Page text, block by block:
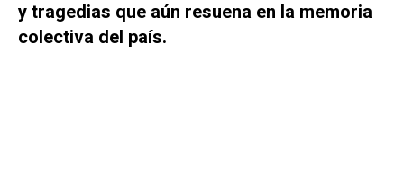
y tragedias que aún resuena en la memoria
colectiva del país.